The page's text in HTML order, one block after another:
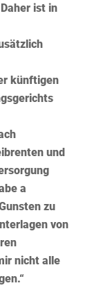
ist in
künftigen
und
a
zu
von
nicht alle